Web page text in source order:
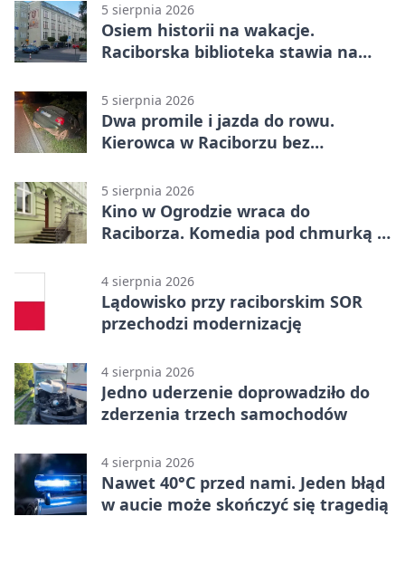
5 sierpnia 2026
Osiem historii na wakacje.
Raciborska biblioteka stawia na
5 sierpnia 2026
Dwa promile i jazda do rowu.
Kierowca w Raciborzu bez
5 sierpnia 2026
Kino w Ogrodzie wraca do
Raciborza. Komedia pod chmurką w
4 sierpnia 2026
Lądowisko przy raciborskim SOR
przechodzi modernizację
4 sierpnia 2026
Jedno uderzenie doprowadziło do
zderzenia trzech samochodów
4 sierpnia 2026
Nawet 40°C przed nami. Jeden błąd
w aucie może skończyć się tragedią